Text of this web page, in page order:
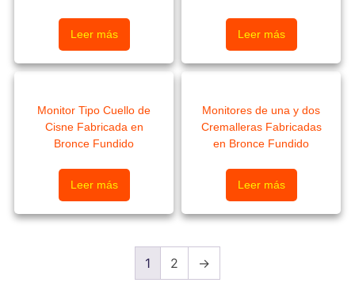
Leer más Leer más
Monitor Tipo Cuello de
Cisne Fabricada en
Bronce Fundido
Leer más
Monitores de una y dos
Cremalleras Fabricadas
en Bronce Fundido
Leer más
1 2 →